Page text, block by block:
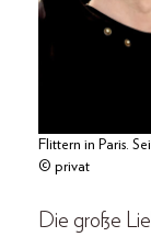
Flittern in Paris.
© privat
Die große